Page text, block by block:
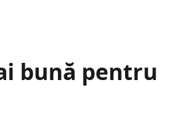
bună pentru